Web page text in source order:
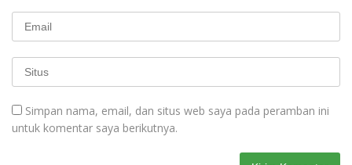
Simpan nama, email, dan situs web saya pada peramban ini
untuk komentar saya berikutnya.